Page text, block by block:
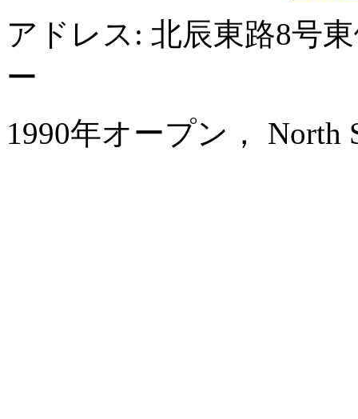
アドレス: 北辰東路8号
ー
1990年オープン， North